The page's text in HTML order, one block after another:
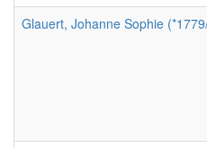
Glauert, Johanne Sophie